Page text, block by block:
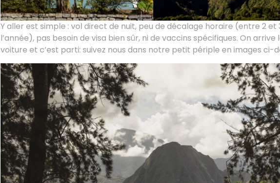
Y aller est simple : vol direct de nuit, peu de décalage horaire (entre 2 et
l’année), pas besoin de visa bien sûr, ni de vaccins spécifiques. On arrive
voiture et c’est parti: suivez nous dans notre petit périple en images ci-